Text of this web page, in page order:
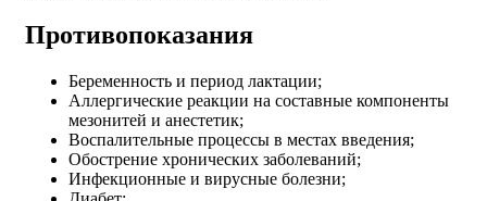
Противопоказания
Беременность и период лактации;
Аллергические реакции на составные компоненты
мезонитей и анестетик;
Воспалительные процессы в местах введения;
Обострение хронических заболеваний;
Инфекционные и вирусные болезни;